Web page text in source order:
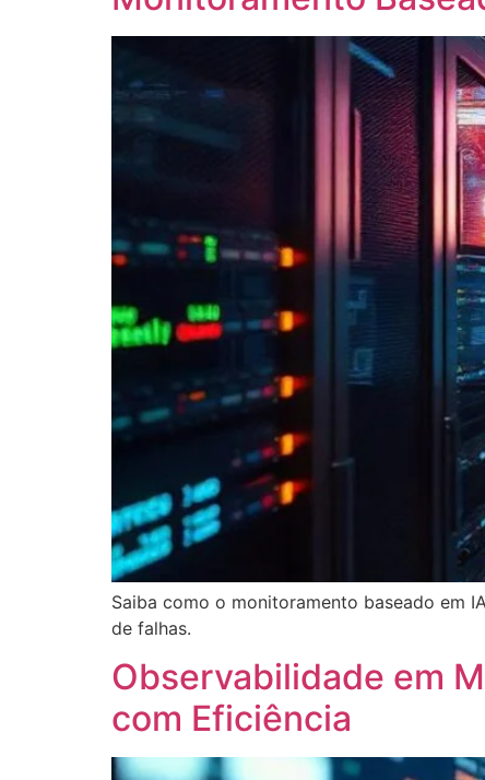
Saiba como o monitoramento baseado em
de falhas.
Observabilidade em
com Eficiência